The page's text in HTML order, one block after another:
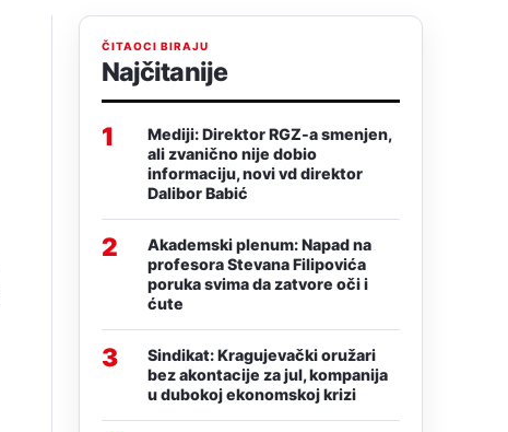
ČITAOCI BIRAJU
Najčitanije
1
Mediji: Direktor RGZ-a smenjen,
ali zvanično nije dobio
informaciju, novi vd direktor
Dalibor Babić
2
Akademski plenum: Napad na
profesora Stevana Filipovića
poruka svima da zatvore oči i
ćute
3
Sindikat: Kragujevački oružari
bez akontacije za jul, kompanija
u dubokoj ekonomskoj krizi